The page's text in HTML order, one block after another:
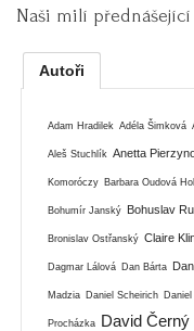
Naši milí
Autoři
Adam Hradilek Adéla Šimková
Aleš Stuchlík Anetta
Komoróczy Barbara Oudová
Bohumír Janský Bohuslav
Bronislav Ostřanský Claire
Dagmar Lálová Dan Bárta
Madzia Daniel Scheirich
Procházka David Černý